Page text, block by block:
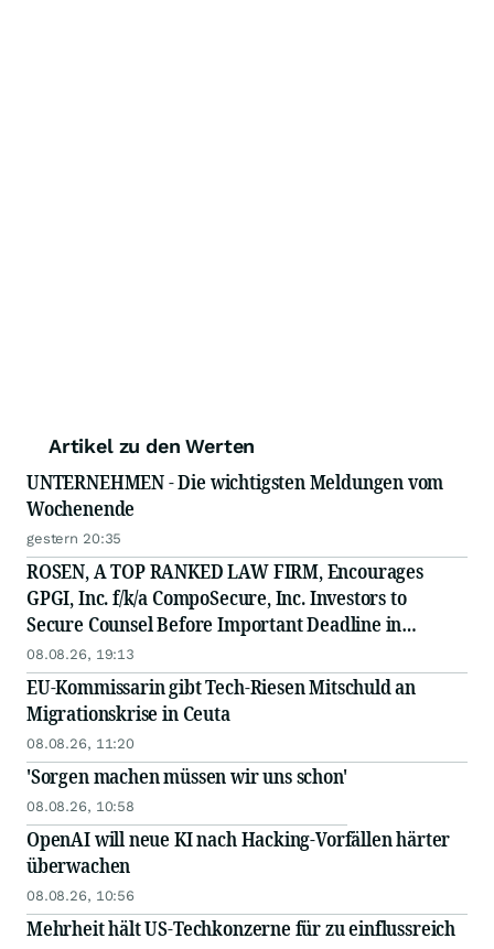
Artikel zu den Werten
UNTERNEHMEN - Die wichtigsten Meldungen vom
Wochenende
gestern 20:35
ROSEN, A TOP RANKED LAW FIRM, Encourages
GPGI, Inc. f/k/a CompoSecure, Inc. Investors to
Secure Counsel Before Important Deadline in
Securities Class Action - GPGI, CMPO
08.08.26, 19:13
EU-Kommissarin gibt Tech-Riesen Mitschuld an
Migrationskrise in Ceuta
08.08.26, 11:20
'Sorgen machen müssen wir uns schon'
08.08.26, 10:58
OpenAI will neue KI nach Hacking-Vorfällen härter
überwachen
08.08.26, 10:56
Mehrheit hält US-Techkonzerne für zu einflussreich